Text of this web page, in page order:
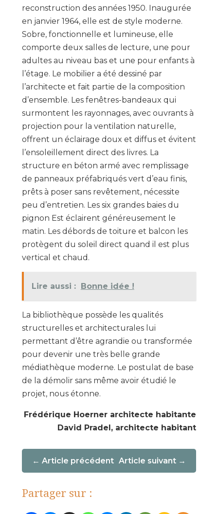
reconstruction des années 1950. Inaugurée
en janvier 1964, elle est de style moderne.
Sobre, fonctionnelle et lumineuse, elle
comporte deux salles de lecture, une pour
adultes au niveau bas et une pour enfants à
l’étage. Le mobilier a été dessiné par
l’architecte et fait partie de la composition
d’ensemble. Les fenêtres-bandeaux qui
surmontent les rayonnages, avec ouvrants à
projection pour la ventilation naturelle,
offrent un éclairage doux et diffus et évitent
l’ensoleillement direct des livres. La
structure en béton armé avec remplissage
de panneaux préfabriqués vert d’eau finis,
prêts à poser sans revêtement, nécessite
peu d’entretien. Les six grandes baies du
pignon Est éclairent généreusement le
matin. Les débords de toiture et balcon les
protègent du soleil direct quand il est plus
vertical et chaud.
Lire aussi : Bonne idée !
La bibliothèque possède les qualités
structurelles et architecturales lui
permettant d’être agrandie ou transformée
pour devenir une très belle grande
médiathèque moderne. Le postulat de base
de la démolir sans même avoir étudié le
projet, nous étonne.
Frédérique Hoerner architecte habitante
David Pradel, architecte habitant
Article suivant
Article précédent
Partager sur :